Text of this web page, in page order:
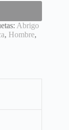
Abrigo
, Hombre,